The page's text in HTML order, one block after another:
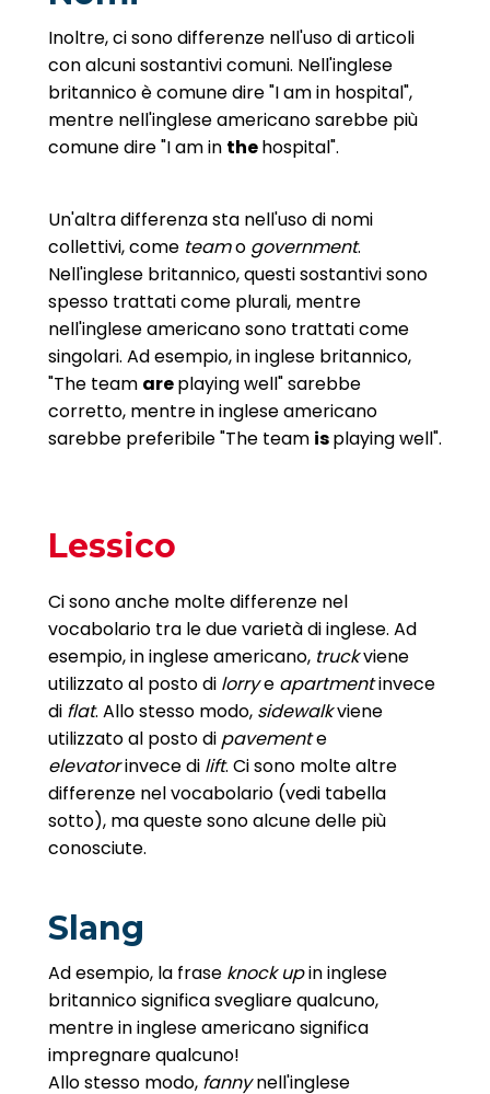
Inoltre, ci sono differenze nell'uso di articoli
con alcuni sostantivi comuni. Nell'inglese
britannico è comune dire "I am in hospital",
mentre nell'inglese americano sarebbe più
comune dire "I am in thehospital".
Un'altra differenza sta nell'uso di nomi
collettivi, come teamo government.
Nell'inglese britannico, questi sostantivi sono
spesso trattati come plurali, mentre
nell'inglese americano sono trattati come
singolari. Ad esempio, in inglese britannico,
"The team areplaying well" sarebbe
corretto, mentre in inglese americano
sarebbe preferibile "The team isplaying well".
Lessico
Ci sono anche molte differenze nel
vocabolario tra le due varietà di inglese. Ad
esempio, in inglese americano, truckviene
utilizzato al posto di lorrye apartmentinvece
di flat. Allo stesso modo, sidewalkviene
utilizzato al posto di pavemente
elevatorinvece di lift. Ci sono molte altre
differenze nel vocabolario (vedi tabella
sotto), ma queste sono alcune delle più
conosciute.
Slang
Ad esempio, la frase knock upin inglese
britannico significa svegliare qualcuno,
mentre in inglese americano significa
impregnare qualcuno!
Allo stesso modo, fannynell'inglese